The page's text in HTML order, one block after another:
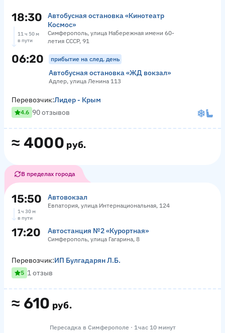
18:30
Автобусная остановка «Кинотеатр
Космос»
Симферополь, улица Набережная имени 60-
летия СССР, 91
11 ч 50 м
в пути
06:20 прибытие на след. день
Автобусная остановка «ЖД вокзал»
Адлер, улица Ленина 113
≈ 4000 руб.
Перевозчик:Лидер - Крым
4.6 90 отзывов
В пределах города
15:50 Автовокзал
Евпатория, улица Интернациональная, 124
1 ч 30 м
в пути
17:20 Автостанция №2 «Курортная»
Симферополь, улица Гагарина, 8
≈ 610 руб.
Перевозчик:ИП Булгадарян Л.Б.
5 1 отзыв
Пересадка в Симферополе · 1 час 10 минут